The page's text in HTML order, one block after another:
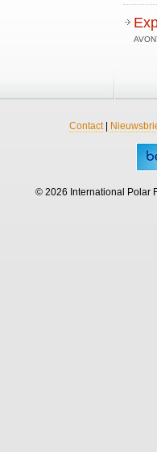
Contact|
© 2026 International Polar